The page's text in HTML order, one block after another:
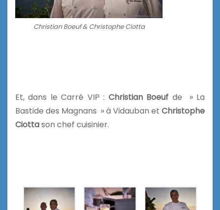
Christian Boeuf & Christophe Ciotta
Et, dans le Carré VIP : Christian Boeuf de » La
Bastide des Magnans » à Vidauban et Christophe
Ciottason chef cuisinier.